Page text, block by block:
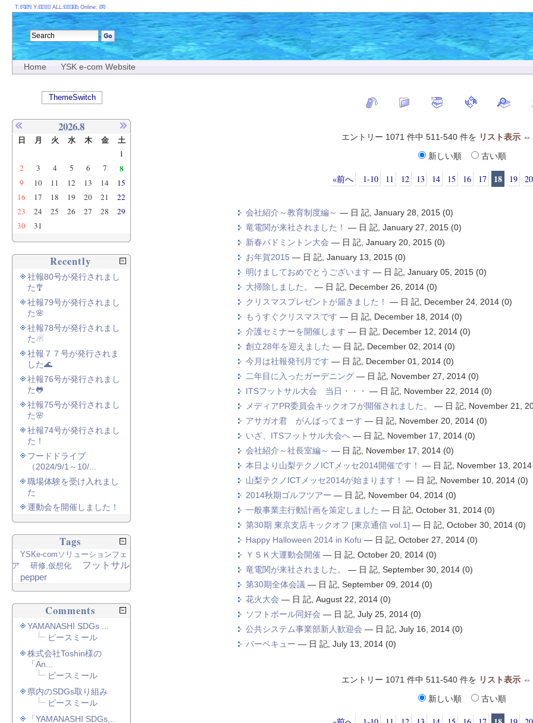
Home YSK e-com Website
エントリー 1071 件中 511-540 件を リスト表示⇔
新しい順
古い順
«前へ 1-10 11 12 13 14 15 16 17 18 19 20
会社紹介～教育制度編～ — 日 記, January 28, 2015 (0)
竜電関が来社されました！
— 日 記, January 27, 2015 (0)
新春バドミントン大会 — 日 記, January 20, 2015 (0)
お年賀2015 — 日 記, January 13, 2015 (0)
明けましておめでとうございます — 日 記, January 05, 2015 (0)
大掃除しました。
— 日 記, December 26, 2014 (0)
クリスマスプレゼントが届きました！
— 日 記, December 24, 2014 (0)
もうすぐクリスマスです — 日 記, December 18, 2014 (0)
介護セミナーを開催します — 日 記, December 12, 2014 (0)
創立28年を迎えました — 日 記, December 02, 2014 (0)
今月は社報発刊月です — 日 記, December 01, 2014 (0)
二年目に入ったガーデニング— 日 記, November 27, 2014 (0)
ITSフットサル大会 当日・・・
— 日 記, November 22, 2014 (0)
メディアPR委員会キックオフが開催されました。
— 日 記, November 21,
アサガオ君 がんばってまーす — 日 記, November 20, 2014 (0)
いざ、ITSフットサル大会へ— 日 記, November 17, 2014 (0)
会社紹介～社長室編～ — 日 記, November 17, 2014 (0)
本日より山梨テクノICTメッセ2014開催です！
— 日 記, November 13, 2014
山梨テクノICTメッセ2014が始まります！
— 日 記, November 10, 2014 (0)
2014秋期ゴルフツアー — 日 記, November 04, 2014 (0)
一般事業主行動計画を策定しました — 日 記, October 31, 2014 (0)
第30期 東京支店キックオフ [東京通信 vol.1] — 日 記, October 30, 2014 (0)
Happy Halloween 2014 in Kofu — 日 記, October 27, 2014 (0)
ＹＳＫ大運動会開催 — 日 記, October 20, 2014 (0)
竜電関が来社されました。
— 日 記, September 30, 2014 (0)
第30期全体会議 — 日 記, September 09, 2014 (0)
花火大会 — 日 記, August 22, 2014 (0)
ソフトボール同好会 — 日 記, July 25, 2014 (0)
公共システム事業部新人歓迎会 — 日 記, July 16, 2014 (0)
バーベキュー — 日 記, July 13, 2014 (0)
エントリー 1071 件中 511-540 件を リスト表示⇔
新しい順
古い順
T: Y: ALL: Online:
ThemeSwitch
2026.8
日 月 火 水 木 金 土
1
2
3 4 5 6 7 8
9 10 11 12 13 14
15
16
17 18 19 20 21
22
23
24 25 26 27 28
29
30
31
Recently
社報80号が発行されまし
た🎐
社報79号が発行されまし
た🌸
社報78号が発行されまし
た☃
社報７７号が発行されま
した🌊
社報76号が発行されまし
た🐸
社報75号が発行されまし
た🌸
社報74号が発行されまし
た！
フードドライブ
（2024/9/1～10/...
職場体験を受け入れまし
た
運動会を開催しました！
Tags
YSKe-comソリューションフェ
ア
研修,仮想化
フットサル
pepper
Comments
YAMANASHI SDGs ...
ピースミール
株式会社Toshin様の
「An...
ピースミール
県内のSDGs取り組み
ピースミール
「YAMANASHI SDGs...